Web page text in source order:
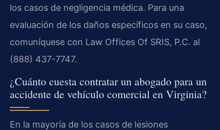
los casos de negligencia médica. Para una
evaluación de los daños específicos en su caso,
comuníquese con Law Offices Of SRIS, P.C. al
(888) 437-7747.
¿Cuánto cuesta contratar un abogado para un
accidente de vehículo comercial en Virginia?
En la mayoría de los casos de lesiones